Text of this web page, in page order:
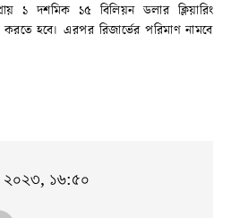
১ দশমিক ১৫ বিলিয়ন ডলার ক্লিয়ারিং
হবে। এরপর রিজার্ভের পরিমাণ নামবে
২০২৩, ১৬:৫০